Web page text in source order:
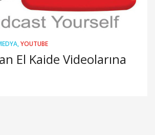
,YOUTUBE
El Kaide Videolarına